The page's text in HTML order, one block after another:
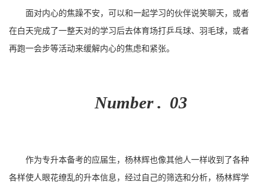
面对内心的焦躁不安，可以和一起学习的伙伴说笑聊天，或者
在白天完成了一整天对的学习后去体育场打乒乓球、羽毛球，或者
再跑一会步等活动来缓解内心的焦虑和紧张。
Number . 03
作为专升本备考的应届生，杨林辉也像其他人一样收到了各种
各样使人眼花缭乱的升本信息，经过自己的筛选和分析，杨林辉学